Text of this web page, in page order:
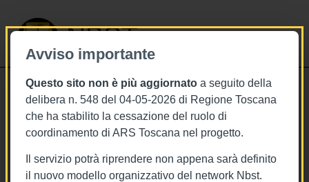
Avviso importante
Questo sito non è più aggiornato a seguito della
delibera n. 548 del 04-05-2026 di Regione Toscana
che ha stabilito la cessazione del ruolo di
coordinamento di ARS Toscana nel progetto.
Il servizio potrà riprendere non appena sarà definito
il nuovo modello organizzativo del network Nbst.
NBST
18/3/2021
Decreto n.4234 del 18 marzo 2021